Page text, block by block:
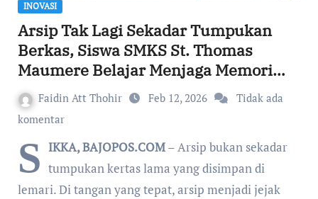
INOVASI
Arsip Tak Lagi Sekadar Tumpukan
Berkas, Siswa SMKS St. Thomas
Maumere Belajar Menjaga Memori
Bangsa
Faidin Att Thohir Feb 12, 2026
Tidak ada
komentar
S IKKA, BAJOPOS.COM– Arsip bukan sekadar
tumpukan kertas lama yang disimpan di
lemari. Di tangan yang tepat, arsip menjadi jejak